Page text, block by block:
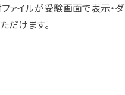
ァイルが受験画面で表示・ダ
だけます。